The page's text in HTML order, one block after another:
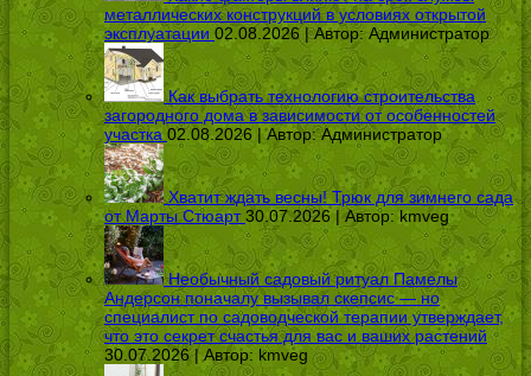
металлических конструкций в условиях открытой
эксплуатации 02.08.2026 | Автор: Администратор
Как выбрать технологию строительства
загородного дома в зависимости от особенностей
участка 02.08.2026 | Автор:Администратор
Хватит ждать весны! Трюк для зимнего сада
от Марты Стюарт 30.07.2026 | Автор: kmveg
Необычный садовый ритуал Памелы
Андерсон поначалу вызывал скепсис — но
специалист по садоводческой терапии утверждает,
что это секрет счастья для вас и ваших растений
30.07.2026 | Автор: kmveg